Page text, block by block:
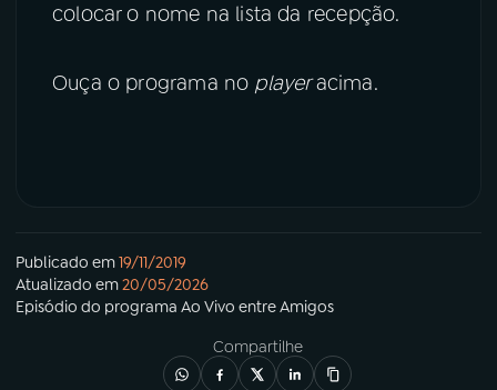
colocar o nome na lista da recepção.
Ouça o programa no playeracima.
Publicado em19/11/2019
Atualizado em20/05/2026
Episódio do programa Ao Vivo entre Amigos
Compartilhe